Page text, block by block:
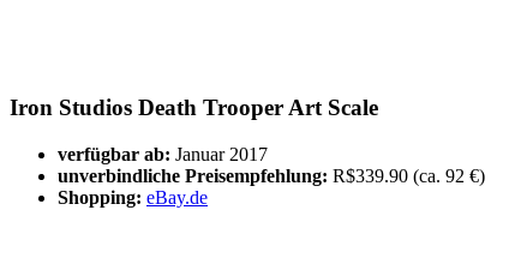
Iron Studios Death Trooper Art Scale
verfügbar ab: Januar 2017
unverbindliche Preisempfehlung: R$339.90 (ca. 92 €)
Shopping: eBay.de